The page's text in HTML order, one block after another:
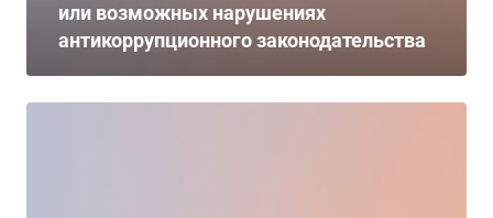
или возможных нарушениях
антикоррупционного законодательства